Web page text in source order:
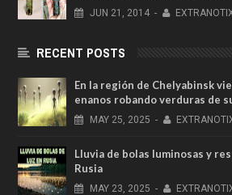
JUN 21, 2014 -
RECENT POSTS
En la región de Chelyabinsk
enanos robando verduras de
MAY 25, 2025 -
Lluvia de bolas luminosas y
Rusia
MAY 23, 2025 -